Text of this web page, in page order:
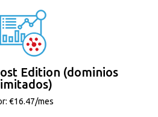
Edition (dominios
€16.47/mes